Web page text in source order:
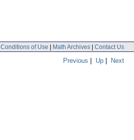
Conditions of Use | Math Archives | Contact Us
Previous | Up | Next